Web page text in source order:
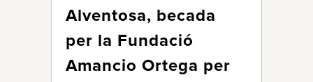
Alventosa, becada
per la Fundació
Amancio Ortega per